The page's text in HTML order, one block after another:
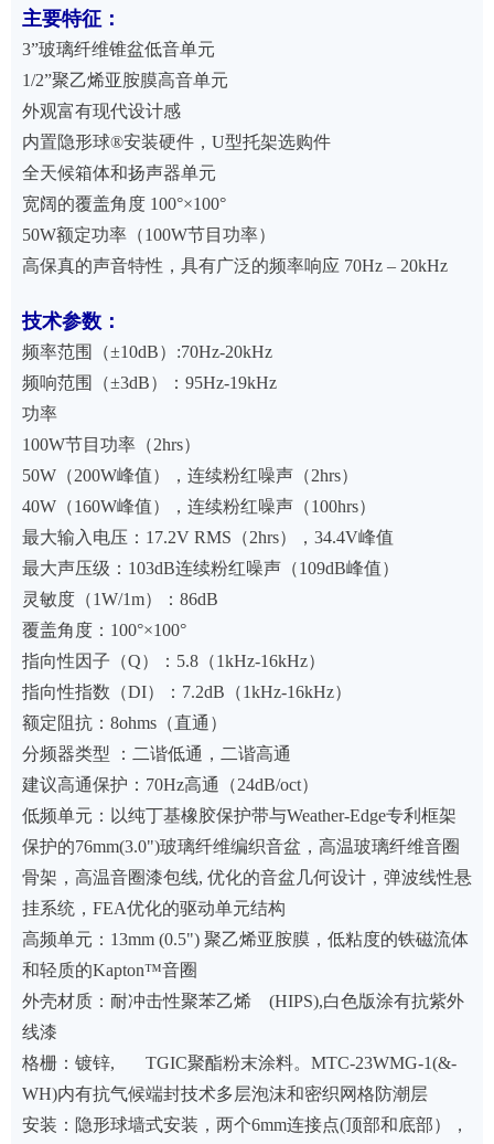
主要特征：
3”玻璃纤维锥盆低音单元
1/2”聚乙烯亚胺膜高音单元
外观富有现代设计感
内置隐形球®安装硬件，U型托架选购件
全天候箱体和扬声器单元
宽阔的覆盖角度 100°×100°
50W额定功率（100W节目功率）
高保真的声音特性，具有广泛的频率响应 70Hz – 20kHz
技术参数：
频率范围（±10dB）:70Hz-20kHz
频响范围（±3dB）：95Hz-19kHz
功率
100W节目功率（2hrs）
50W（200W峰值），连续粉红噪声（2hrs）
40W（160W峰值），连续粉红噪声（100hrs）
最大输入电压：17.2V RMS（2hrs），34.4V峰值
最大声压级：103dB连续粉红噪声（109dB峰值）
灵敏度（1W/1m）：86dB
覆盖角度：100°×100°
指向性因子（Q）：5.8（1kHz-16kHz）
指向性指数（DI）：7.2dB（1kHz-16kHz）
额定阻抗：8ohms（直通）
分频器类型 ：二谐低通，二谐高通
建议高通保护：70Hz高通（24dB/oct）
低频单元：以纯丁基橡胶保护带与Weather-Edge专利框架
保护的76mm(3.0")玻璃纤维编织音盆，高温玻璃纤维音圈
骨架，高温音圈漆包线, 优化的音盆几何设计，弹波线性悬
挂系统，FEA优化的驱动单元结构
高频单元：13mm (0.5") 聚乙烯亚胺膜，低粘度的铁磁流体
和轻质的Kapton™音圈
外壳材质：耐冲击性聚苯乙烯 (HIPS),白色版涂有抗紫外
线漆
格栅：镀锌, TGIC聚酯粉末涂料。MTC-23WMG-1(&-
WH)内有抗气候端封技术多层泡沫和密织网格防潮层
安装：隐形球墙式安装，两个6mm连接点(顶部和底部），